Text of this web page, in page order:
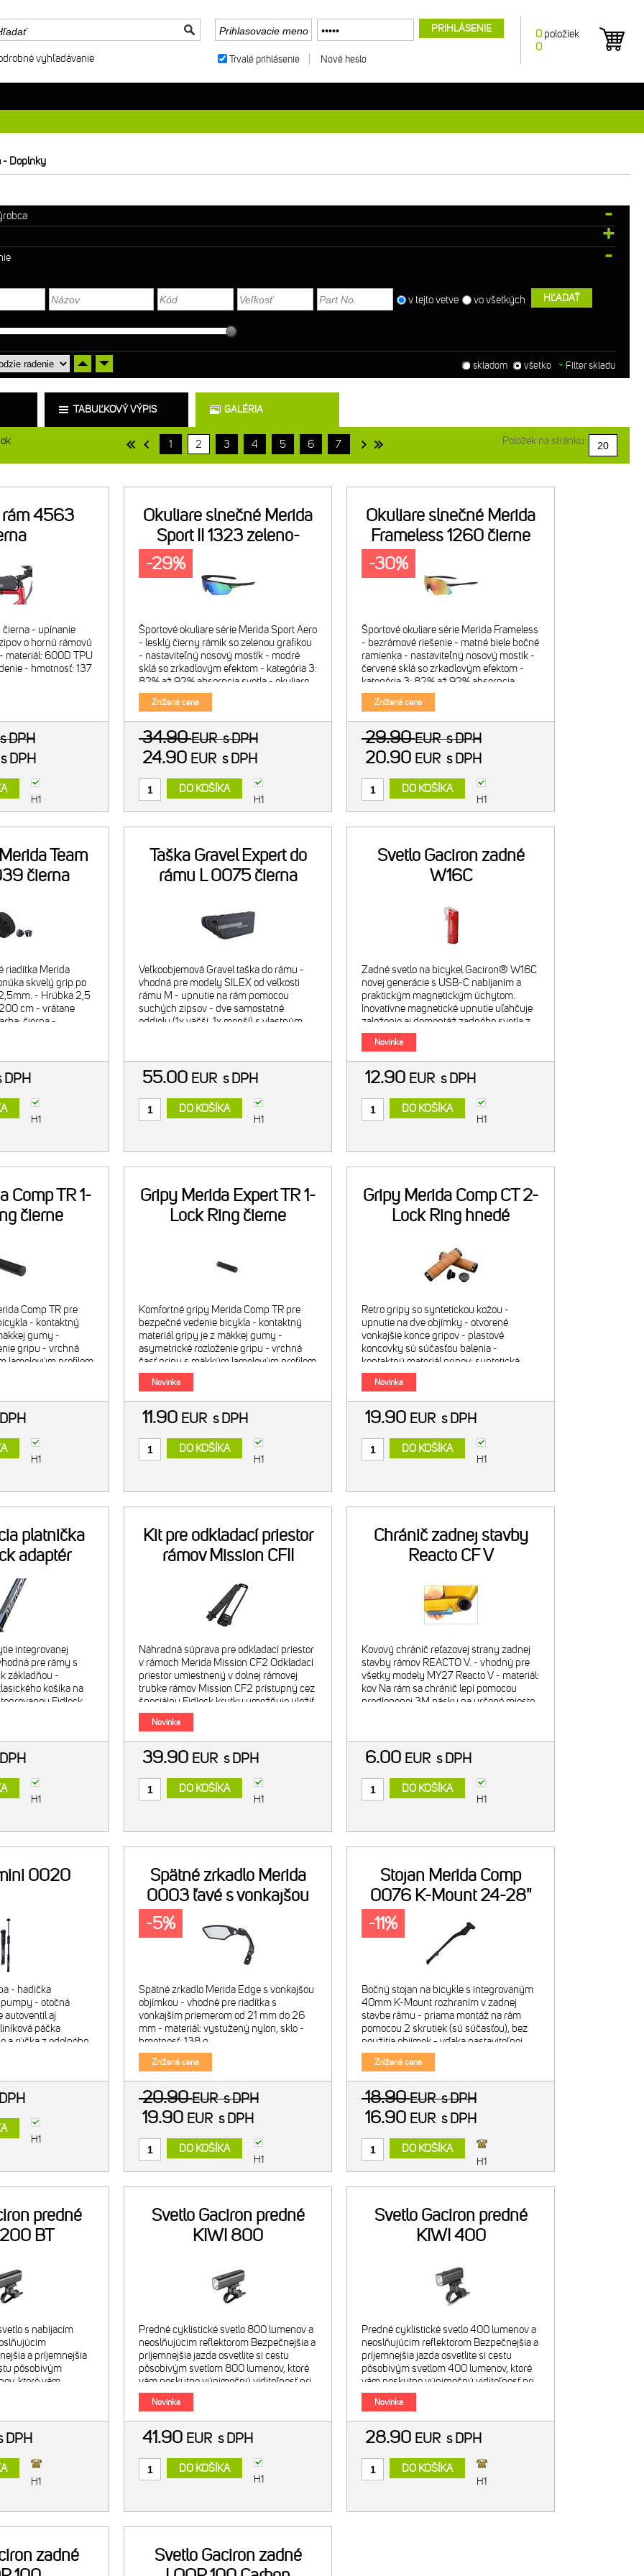
- Doplnky
v tejto vetve
vo všetkých HĽADAŤ
Filter skladu
skladom všetko
TABUĽKOVÝ VÝPIS GALÉRIA
Položek na stránku:
1 2 3 4 5 6 7
rám 4563
- upínanie
o hornú rámovú
materiál: 600D TPU
- hmotnosť: 137
s DPH
s DPH
H1
Okuliare slnečné Merida
Sport II 1323 zeleno-
Športové okuliare série Merida Sport Aero
- lesklý čierny rámik so zelenou grafikou
- nastaviteľný nosový mostík - modré
sklá so zrkadlovým efektom - kategória 3:
82% až 92% absorpcia svetla - okuliare
spĺňajú požiadavky CE smernice 12312-1
z októ
Znížená cena
-29%
34.90EURs DPH
24.90 EUR s DPH
DO KOŠÍKA
H1
Okuliare slnečné Merida
Frameless 1260 čierne
Športové okuliare série Merida Frameless
- bezrámové riešenie - matné biele bočné
ramienka - nastaviteľný nosový mostík -
červené sklá so zrkadlovým efektom -
kategória 3: 82% až 92% absorpcia
svetla - okuliare spĺňajú požiadavky CE
smernice 1231
Znížená cena
-30%
29.90EURs DPH
20.90 EUR s DPH
DO KOŠÍKA
H1
Team
čierna
riadítka Merida
skvelý grip po
- Hrúbka 2,5
cm - vrátane
čierna -
DPH
H1
Taška Gravel Expert do
rámu L 0075 čierna
Veľkoobjemová Gravel taška do rámu -
vhodná pre modely SILEX od veľkosti
rámu M - upnutie na rám pomocou
suchých zipsov - dve samostatné
oddiely (1x väčší, 1x menší) s vlastným
55.00 EUR s DPH
DO KOŠÍKA
H1
Svetlo Gaciron zadné
W16C
Zadné svetlo na bicykel Gaciron® W16C
novej generácie s USB-C nabíjaním a
praktickým magnetickým úchytom.
Inovatívne magnetické upnutie uľahčuje
založenie aj demontáž zadného svetla z
držiaka. Svietivosť 30 lumenov
Novinka
12.90 EUR s DPH
DO KOŠÍKA
H1
Comp TR 1-
čierne
Comp TR pre
- kontaktný
gumy -
gripu - vrchná
lamelovým profilom
waflovým profilom
upn
H1
Gripy Merida Expert TR 1-
Lock Ring čierne
Komfortné gripy Merida Comp TR pre
bezpečné vedenie bicykla - kontaktný
materiál gripy je z mäkkej gumy -
asymetrické rozloženie gripu - vrchná
časť gripu s mäkkým lamelovým profilom
- spodná časť gripu s waflovým profilom
pre maximálny grip - upn
Novinka
11.90 EUR s DPH
DO KOŠÍKA
H1
Gripy Merida Comp CT 2-
Lock Ring hnedé
Retro gripy so syntetickou kožou -
upnutie na dve objímky - otvorené
vonkajšie konce gripov - plastové
koncovky sú súčasťou balenia -
kontaktný materiál gripov: syntetická
koža - farba: hnedá - dĺžka gripov: 130
mm - hmotnosť: 99 g
Novinka
19.90 EUR s DPH
DO KOŠÍKA
H1
platnička
adaptér
0087
integrovanej
pre rámy s
základňou -
košíka na
Fidlock
len
- hmotnosť
H1
Kit pre odkladací priestor
rámov Mission CFII
Náhradná súprava pre odkladací priestor
v rámoch Merida Mission CF2 Odkladací
priestor umiestnený v dolnej rámovej
trubke rámov Mission CF2 prístupný cez
špeciálnu Fidlock krytku umožňuje uložiť
náhradnú dušu, minináradie, či iné
príslušenstvo a doplnk
Novinka
39.90 EUR s DPH
DO KOŠÍKA
H1
Chránič zadnej stavby
Reacto CF V
Kovový chránič reťazovej strany zadnej
stavby rámov REACTO V. - vhodný pre
všetky modely MY27 Reacto V - materiál:
kov Na rám sa chránič lepí pomocou
predlepenej 3M pásky na určené miesto
6.00 EUR s DPH
DO KOŠÍKA
H1
0020
- hadička
- otočná
autoventil aj
páčka
a rúčka z odolného
H1
Spätné zrkadlo Merida
0003 ľavé s vonkajšou
Spätné zrkadlo Merida Edge s vonkajšou
objímkou - vhodné pre riadítka s
vonkajším priemerom od 21 mm do 26
mm - materiál: vystužený nylon, sklo -
hmotnosť: 138 g
Znížená cena
-5%
20.90EURs DPH
19.90 EUR s DPH
DO KOŠÍKA
H1
Stojan Merida Comp
0076 K-Mount 24-28"
Bočný stojan na bicykle s integrovaným
40mm K-Mount rozhraním v zadnej
stavbe rámu - priama montáž na rám
pomocou 2 skrutiek (sú súčasťou), bez
použitia objímok - vďaka nastaviteľnej
dĺžke nohy je vhodný pre bickyle s 24 až
28" kolesami - osová vzdi
Znížená cena
-11%
18.90EURs DPH
16.90 EUR s DPH
DO KOŠÍKA
H1
predné
BT
s nabíjacím
a príjemnejšia
pôsobivým
ktoré vám
viditeľnosť pri jazde
DPH
H1
Svetlo Gaciron predné
KIWI 800
Predné cyklistické svetlo 800 lumenov a
neoslňujúcim reflektorom Bezpečnejšia a
príjemnejšia jazda osvetlite si cestu
pôsobivým svetlom 800 lumenov, ktoré
vám poskytne výnimočnú viditeľnosť pri
jazde na bicykli. Technológia zorné
Novinka
41.90 EUR s DPH
DO KOŠÍKA
H1
Svetlo Gaciron predné
KIWI 400
Predné cyklistické svetlo 400 lumenov a
neoslňujúcim reflektorom Bezpečnejšia a
príjemnejšia jazda osvetlite si cestu
pôsobivým svetlom 400 lumenov, ktoré
vám poskytne výnimočnú viditeľnosť pri
jazde na bicykli. Technológia zorné
Novinka
28.90 EUR s DPH
DO KOŠÍKA
H1
zadné
Svetlo Gaciron zadné
vyhľadávanie
0 položiek
0
PRIHLÁSENIE
Trvalé prihlásenie Nové heslo